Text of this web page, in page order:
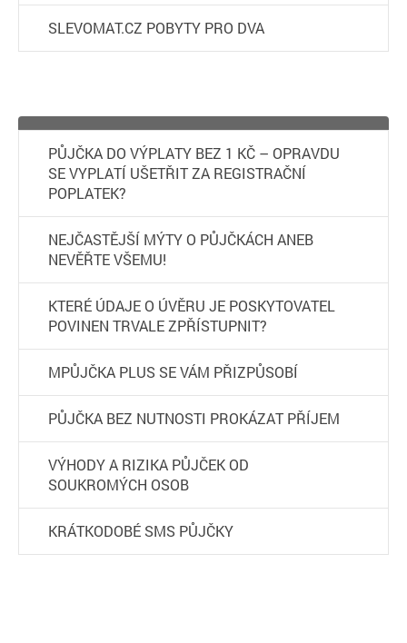
SLEVOMAT.CZ POBYTY PRO DVA
PŮJČKA DO VÝPLATY BEZ 1 KČ – OPRAVDU
SE VYPLATÍ UŠETŘIT ZA REGISTRAČNÍ
POPLATEK?
NEJČASTĚJŠÍ MÝTY O PŮJČKÁCH ANEB
NEVĚŘTE VŠEMU!
KTERÉ ÚDAJE O ÚVĚRU JE POSKYTOVATEL
POVINEN TRVALE ZPŘÍSTUPNIT?
MPŮJČKA PLUS SE VÁM PŘIZPŮSOBÍ
PŮJČKA BEZ NUTNOSTI PROKÁZAT PŘÍJEM
VÝHODY A RIZIKA PŮJČEK OD
SOUKROMÝCH OSOB
KRÁTKODOBÉ SMS PŮJČKY